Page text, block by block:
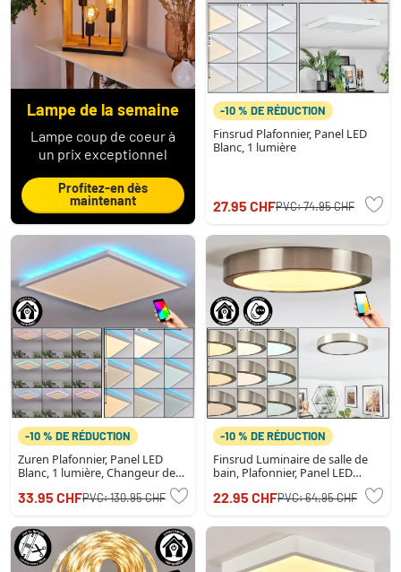
Lampe de la semaine
Lampe coup de coeur à
un prix exceptionnel
Profitez-en dès
maintenant
-10 % DE RÉDUCTION
Finsrud Plafonnier, Panel LED
Blanc, 1 lumière
27.95 CHFPVC:74.95 CHF
-10 % DE RÉDUCTION
Zuren Plafonnier, Panel LED
Blanc, 1 lumière, Changeur de
33.95 CHFPVC:130.95 CHF
-10 % DE RÉDUCTION
Finsrud Luminaire de salle de
bain, Plafonnier, Panel LED
22.95 CHFPVC:64.95 CHF